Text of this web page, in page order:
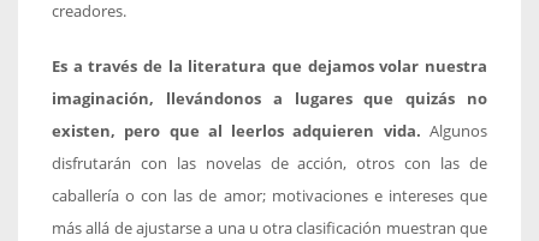
creadores.
Es a través de la literatura que dejamos volar nuestra
imaginación, llevándonos a lugares que quizás no
existen, pero que al leerlos adquieren vida. Algunos
disfrutarán con las novelas de acción, otros con las de
caballería o con las de amor; motivaciones e intereses que
más allá de ajustarse a una u otra clasificación muestran que